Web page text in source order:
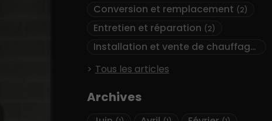
Conversion et remplacement (2)
Entretien et réparation (2)
Installation et vente de chauffage
Tous les articles
Archives